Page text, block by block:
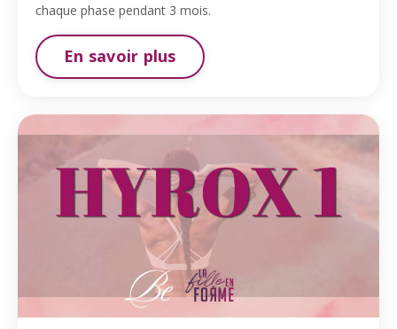
chaque phase pendant 3 mois.
En savoir plus